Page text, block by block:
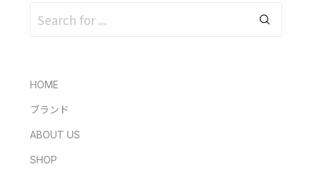
HOME
ブランド
ABOUT US
SHOP